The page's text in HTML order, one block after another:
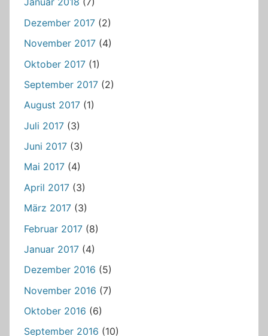
Dezember 2017 (2)
November 2017 (4)
Oktober 2017 (1)
September 2017 (2)
August 2017 (1)
Juli 2017 (3)
Juni 2017 (3)
Mai 2017 (4)
April 2017 (3)
März 2017 (3)
Februar 2017 (8)
Januar 2017 (4)
Dezember 2016 (5)
November 2016 (7)
Oktober 2016 (6)
September 2016 (10)